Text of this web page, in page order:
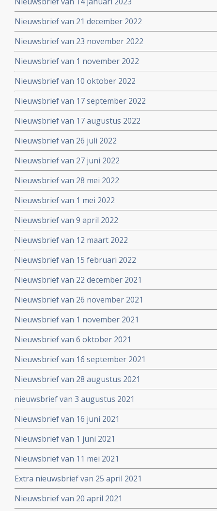
Nieuwsbrief van 21 december 2022
Nieuwsbrief van 23 november 2022
Nieuwsbrief van 1 november 2022
Nieuwsbrief van 10 oktober 2022
Nieuwsbrief van 17 september 2022
Nieuwsbrief van 17 augustus 2022
Nieuwsbrief van 26 juli 2022
Nieuwsbrief van 27 juni 2022
Nieuwsbrief van 28 mei 2022
Nieuwsbrief van 1 mei 2022
Nieuwsbrief van 9 april 2022
Nieuwsbrief van 12 maart 2022
Nieuwsbrief van 15 februari 2022
Nieuwsbrief van 22 december 2021
Nieuwsbrief van 26 november 2021
Nieuwsbrief van 1 november 2021
Nieuwsbrief van 6 oktober 2021
Nieuwsbrief van 16 september 2021
Nieuwsbrief van 28 augustus 2021
nieuwsbrief van 3 augustus 2021
Nieuwsbrief van 16 juni 2021
Nieuwsbrief van 1 juni 2021
Nieuwsbrief van 11 mei 2021
Extra nieuwsbrief van 25 april 2021
Nieuwsbrief van 20 april 2021